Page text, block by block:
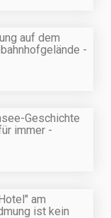
auf dem
-
Geschichte
immer -
am
ist kein